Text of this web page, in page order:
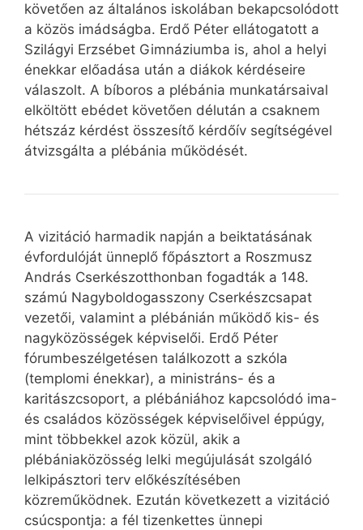
követően az általános iskolában bekapcsolódott
a közös imádságba. Erdő Péter ellátogatott a
Szilágyi Erzsébet Gimnáziumba is, ahol a helyi
énekkar előadása után a diákok kérdéseire
válaszolt. A bíboros a plébánia munkatársaival
elköltött ebédet követően délután a csaknem
hétszáz kérdést összesítő kérdőív segítségével
átvizsgálta a plébánia működését.
A vizitáció harmadik napján a beiktatásának
évfordulóját ünneplő főpásztort a Roszmusz
András Cserkészotthonban fogadták a 148.
számú Nagyboldogasszony Cserkészcsapat
vezetői, valamint a plébánián működő kis- és
nagyközösségek képviselői. Erdő Péter
fórumbeszélgetésen találkozott a szkóla
(templomi énekkar), a ministráns- és a
karitászcsoport, a plébániához kapcsolódó ima-
és családos közösségek képviselőivel éppúgy,
mint többekkel azok közül, akik a
plébániaközösség lelki megújulását szolgáló
lelkipásztori terv előkészítésében
közreműködnek. Ezután következett a vizitáció
csúcspontja: a fél tizenkettes ünnepi